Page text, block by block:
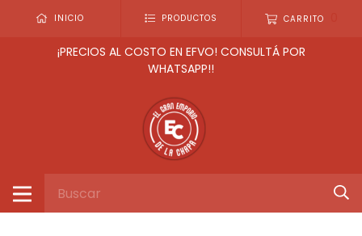
INICIO PRODUCTOS CARRITO
¡PRECIOS AL COSTO EN EFVO! CONSULTÁ POR
WHATSAPP!!